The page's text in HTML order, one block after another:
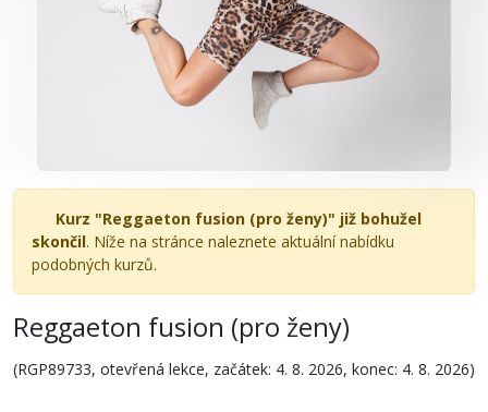
Kurz "Reggaeton fusion (pro ženy)" již bohužel
skončil. Níže na stránce naleznete aktuální nabídku
podobných kurzů.
Reggaeton fusion (pro ženy)
(RGP89733, otevřená lekce, začátek: 4. 8. 2026, konec: 4. 8. 2026)